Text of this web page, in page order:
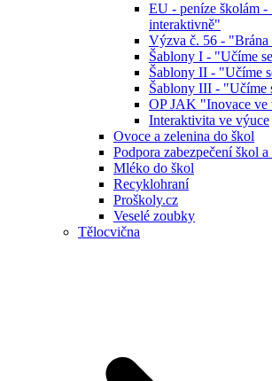
EU - peníze školám
interaktivně"
Výzva č. 56 - "Brána
Šablony I - "Učíme
Šablony II - "Učíme
Šablony III - "Učíme
OP JAK "Inovace ve
Interaktivita ve výuce
Ovoce a zelenina do škol
Podpora zabezpečení škol
Mléko do škol
Recyklohraní
Proškoly.cz
Veselé zoubky
Tělocvična